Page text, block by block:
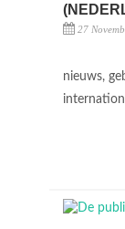
27
nieuws,